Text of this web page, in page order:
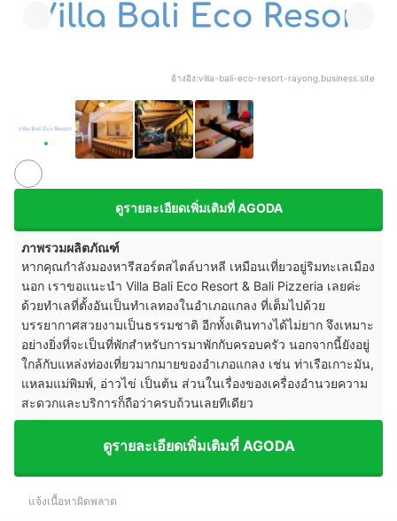
อ้างอิง:villa-bali-eco-resort-rayong.business.site
ดูรายละเอียดเพิ่มเติมที่ AGODA
ภาพรวมผลิตภัณฑ์
หากคุณกำลังมองหารีสอร์ตสไตล์บาหลี เหมือนเที่ยวอยู่ริมทะเลเมือง
นอก เราขอแนะนำ Villa Bali Eco Resort & Bali Pizzeria เลยค่ะ
ด้วยทำเลที่ตั้งอันเป็นทำเลทองในอำเภอแกลง ที่เต็มไปด้วย
บรรยากาศสวยงามเป็นธรรมชาติ อีกทั้งเดินทางได้ไม่ยาก จึงเหมาะ
อย่างยิ่งที่จะเป็นที่พักสำหรับการมาพักกับครอบครัว นอกจากนี้ยังอยู่
ใกล้กับแหล่งท่องเที่ยวมากมายของอำเภอแกลง เช่น ท่าเรือเกาะมัน,
แหลมแม่พิมพ์, อ่าวไข่ เป็นต้น ส่วนในเรื่องของเครื่องอำนวยความ
สะดวกและบริการก็ถือว่าครบถ้วนเลยทีเดียว
ดูรายละเอียดเพิ่มเติมที่ AGODA
แจ้งเนื้อหาผิดพลาด